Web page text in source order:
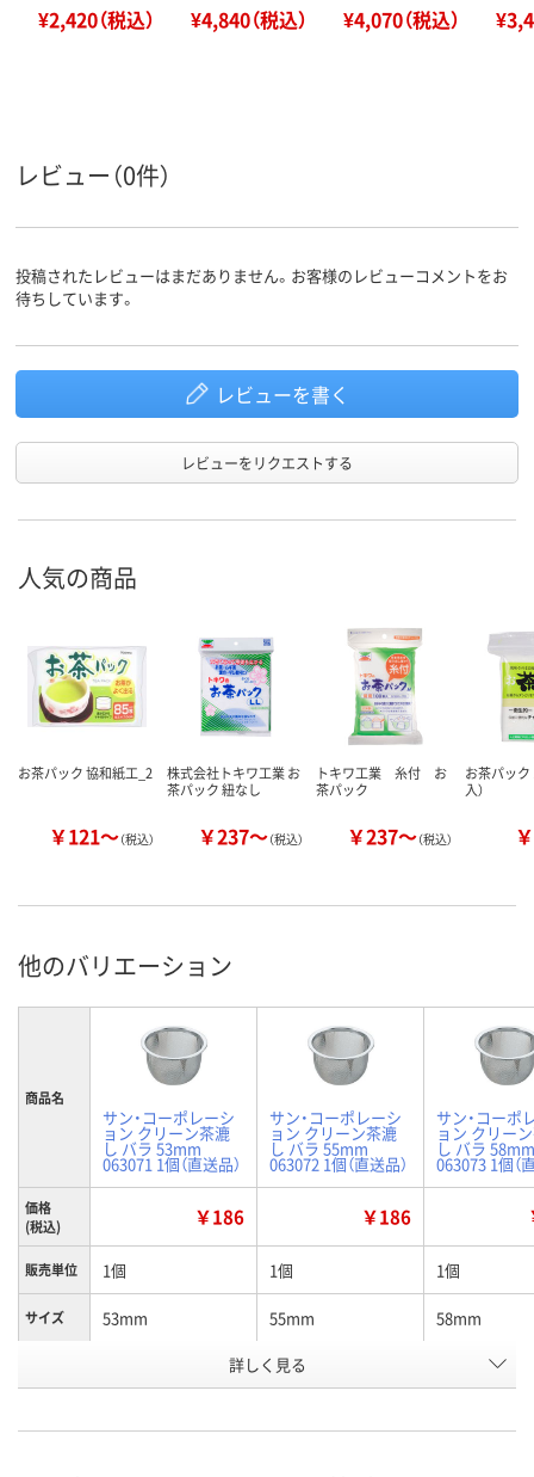
¥2,420（税込） ¥4,840（税込） ¥4,070（税込）
レビュー（0件）
投稿されたレビューはまだありません。お客様のレビューコメントをお
待ちしています。
レビューを書く
レビューをリクエストする
人気の商品
お茶パック 協和紙工_2
￥121～（税込）
株式会社トキワ工業 お
茶パック 紐なし
￥237～（税込）
トキワ工業 糸付 お
茶パック
￥237～（税込）
お茶パック
入）
他のバリエーション
商品名
サン・コーポレーシ
ョン クリーン茶漉
し バラ 53mm
063071 1個（直送品）
サン・コーポレーシ
ョン クリーン茶漉
し バラ 55mm
063072 1個（直送品）
サン・コーポ
ョン クリー
し バラ 58mm
063073 1個（
価格
(税込)
￥186 ￥186
販売単位 1個 1個 1個
サイズ 53mm 55mm 58mm
EP14580 EP14044
詳しく見る